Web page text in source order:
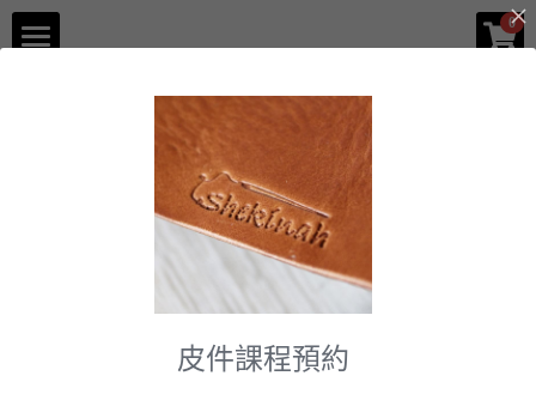
0
×
商品分類
所有商品分類
皮件課程預約